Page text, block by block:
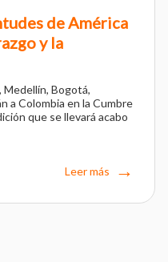
de América
y la
Medellín, Bogotá,
a Colombia en la Cumbre
que se llevará acabo
Leer más